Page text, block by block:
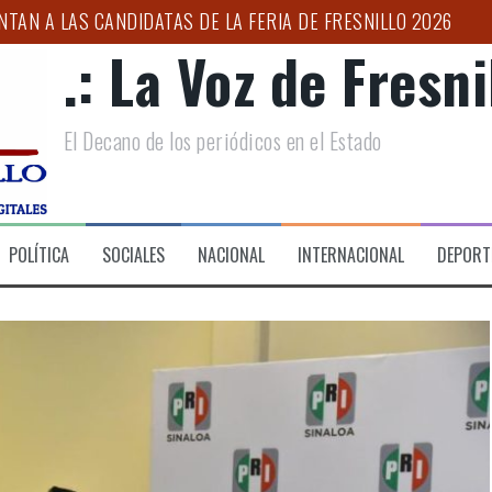
A LAS CANDIDATAS DE LA FERIA DE FRESNILLO 2026
DE BÚSQUEDA DE PERSONAS EN CENTROS
PRIVADA DE LA LIBERTAD DURANTE OPERATIVO
DE SALUD”: ULISES MEJÍA
DE CONFORMACIÓN DEL CLÚSTER AUTOMOTRIZ
FORO POR LA TRANSFORMACIÓN DEL CAMPO
.: La Voz de
El Decano de los periódicos en el Estado
POLÍTICA SOCIALES NACIONAL INTERNACIONAL